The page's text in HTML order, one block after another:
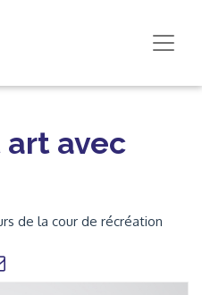
avec
de la cour de récréation